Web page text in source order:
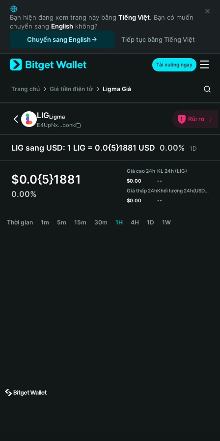
English
日本語
Tiếng Việt
Русский
Español (Latinoamérica)
Türkçe
Français
Deutsch
简体中文
繁體中文
Português (Portugal)
Bahasa Indonesia
ภาษาไทย
Español
Español (Argentina)
Bạn hiện đang xem trang này bằng Tiếng Việt. Bạn có muốn
chuyển sang English không?
Chuyển sang English
Tiếp tục bằng Tiếng Việt
Tải xuống ngay
‌Trang chủ Giá tiền điện tử Ligma Giá
LIGLigma
E4UpNx...bonk
Rủi ro
LIG sang USD: 1 LIG = 0.0{5}1881 USD 0.00% 1D
$0.0{5}1881
0.00%
Giá cao 24h
$0.00
Giá thấp 24h
$0.00
KL 24h (LIG)
--
Khối lượng 24h(USDT)
--
Thời gian 1m 5m 15m 30m 1H 4H 1D 1W